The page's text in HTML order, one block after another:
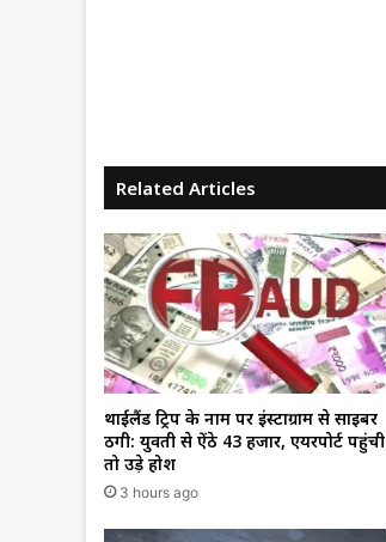
Related Articles
थाईलैंड ट्रिप के नाम पर इंस्टाग्राम से साइबर
ठगी: युवती से ऐंठे ₹43 हजार, एयरपोर्ट पहुंची
तो उड़े होश
3 hours ago